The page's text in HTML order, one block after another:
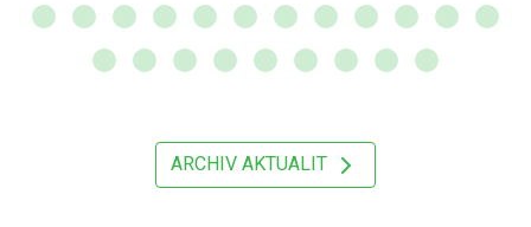
ARCHIV AKTUALIT